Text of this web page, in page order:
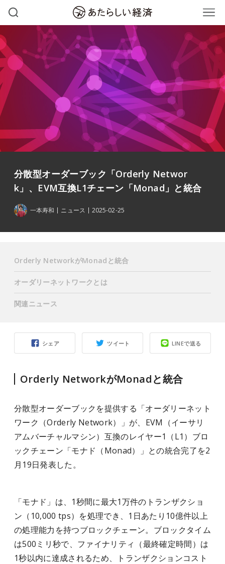
分散型オーダーブック「Orderly Networ
k」、EVM互換L1チェーン「Monad」と統合
一本寿和 ニュース 2025-02-25
シェア ツイート LINEで送る
Orderly NetworkがMonadと統合
分散型オーダーブックを提供する「オーダリーネット
ワーク（Orderly Network）」が、EVM（イーサリ
アムバーチャルマシン）互換のレイヤー1（L1）ブロ
ックチェーン「モナド（Monad）」との統合完了を2
月19日発表した。
「モナド」は、1秒間に最大1万件のトランザクショ
ン（10,000 tps）を処理でき、1日あたり10億件以上
の処理能力を持つブロックチェーン。ブロックタイム
は500ミリ秒で、ファイナリティ（最終確定時間）は
1秒以内に達成されるため、トランザクションコスト
Orderly NetworkがMonadと統合
オーダリーネットワークとは
関連ニュース